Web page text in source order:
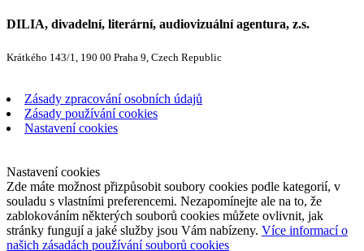
DILIA, divadelní, literární, audiovizuální agentura, z.s.
Krátkého 143/1, 190 00 Praha 9, Czech Republic
Zásady zpracování osobních údajů
Zásady používání cookies
Nastavení cookies
Nastavení cookies
Zde máte možnost přizpůsobit soubory cookies podle kategorií, v
souladu s vlastními preferencemi. Nezapomínejte ale na to, že
zablokováním některých souborů cookies můžete ovlivnit, jak
stránky fungují a jaké služby jsou Vám nabízeny. Více informací o
našich zásadách používání souborů cookies